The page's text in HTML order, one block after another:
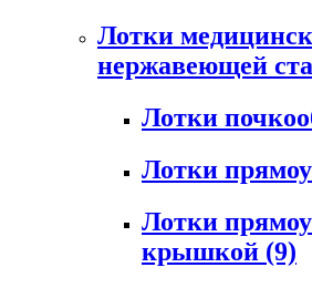
Лотки
нержавеющей
Лотки
Лотки
Лотки
крышкой (9)